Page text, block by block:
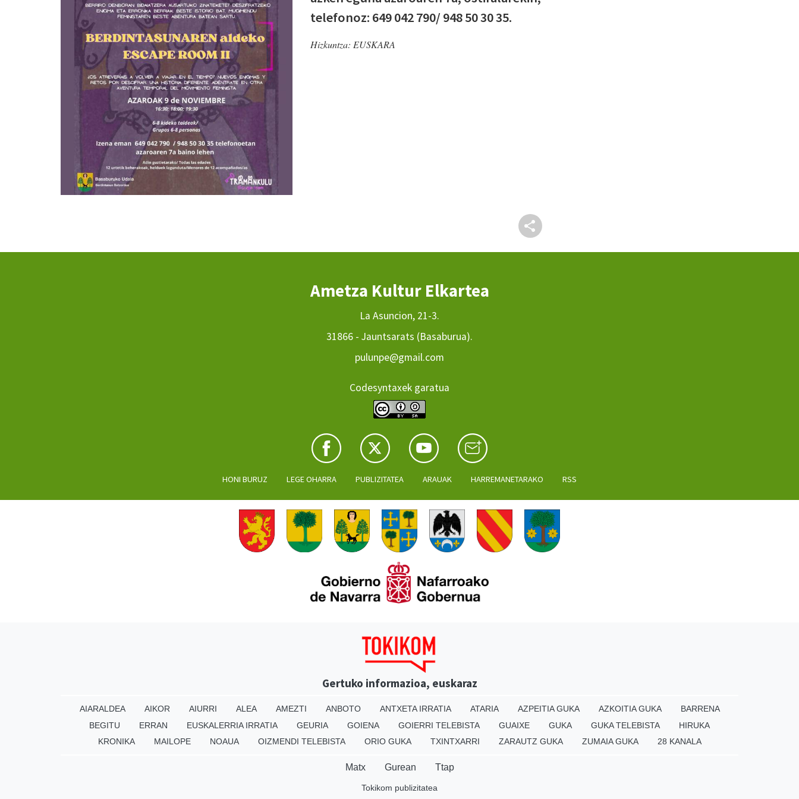
telefonoz: 649 042 790/ 948 50 30 35.
Hizkuntza: EUSKARA
Ametza Kultur Elkartea
La Asuncion, 21-3.
31866 - Jauntsarats (Basaburua).
pulunpe@gmail.com
Codesyntaxek garatua
HONI BURUZ LEGE OHARRA PUBLIZITATEA ARAUAK HARREMANETARAKO RSS
Gertuko informazioa, euskaraz
AIARALDEA AIKOR AIURRI ALEA AMEZTI ANBOTO ANTXETA IRRATIA ATARIA AZPEITIA GUKA AZKOITIA GUKA
BARRENA
BEGITU
ERRAN EUSKALERRIA IRRATIA GEURIA GOIENA GOIERRI TELEBISTA GUAIXE GUKA GUKA TELEBISTA
HIRUKA
KRONIKA
MAILOPE NOAUA OIZMENDI TELEBISTA ORIO GUKA TXINTXARRI ZARAUTZ GUKA ZUMAIA GUKA 28 KANALA
Matx Gurean Ttap
Tokikom publizitatea